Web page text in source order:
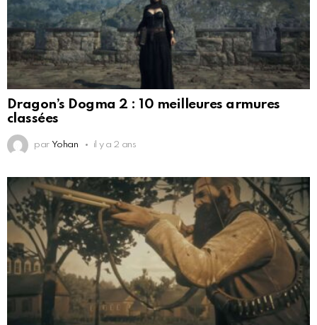
Dragon’s Dogma 2 : 10 meilleures armures
classées
par Yohan il y a 2 ans